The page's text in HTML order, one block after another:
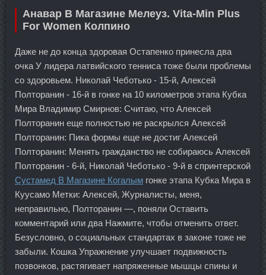
Анавар В Магазине Мелеуз. Vita-Min Plus
For Women Колпино
Даже не до конца здоровая Остапенко принесла два
очка У лидера латвийского тенниса тоже были проблемы
со здоровьем. Николай Чеботько - 15-й, Алексей
Полторанин - 16-й в гонке на 10 километров этапа Кубка
Мира Владимир Смирнов: Считаю, что Алексей
Полторанин еще полностью не раскрылся Алексей
Полторанин: Пика формы еще не достиг Алексей
Полторанин: Менять гражданство не собираюсь Алексей
Полторанин - 6-й, Николай Чеботько - 9-й в спринтерской
Сустамед В Магазине Когалым гонке этапа Кубка Мира в
Куусамо Метки: Алексей, Журналисты, меня,
неправильно, Полторанин —, поняли Оставить
комментарий или два Нажмите, чтобы отменить ответ.
Безусловно, о социальных стандартах в законе тоже не
забыли. Кошка Упражнение улучшает подвижность
позвонков, растягивает напряженные мышцы спины и